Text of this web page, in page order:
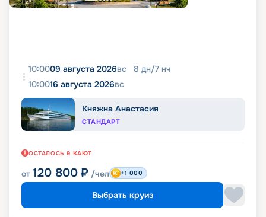
10:0009 августа 2026вс 8 дн/7 нч
10:0016 августа 2026вс
Княжна Анастасия
СТАНДАРТ
ОСТАЛОСЬ 9 КАЮТ
от 120 800 ₽ /чел +1 000
Выбрать круиз